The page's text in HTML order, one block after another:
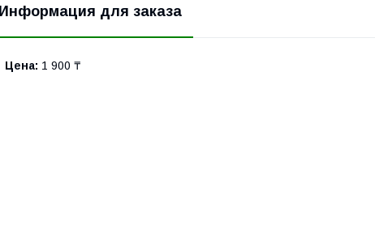
Информация для заказа
Цена: 1 900 ₸